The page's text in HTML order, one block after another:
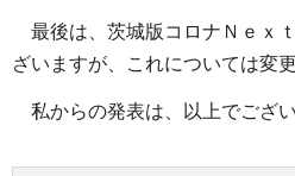
最後は、茨城版コロナＮｅｘ
ざいますが、これについては変
私からの発表は、以上でござい